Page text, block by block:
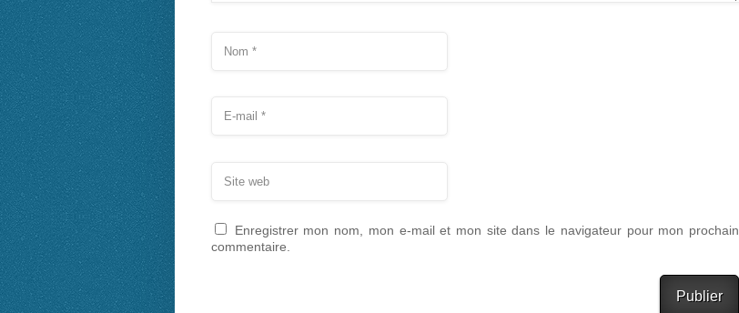
Enregistrer mon nom, mon e-mail et mon site dans le navigateur pour mon prochain
commentaire.